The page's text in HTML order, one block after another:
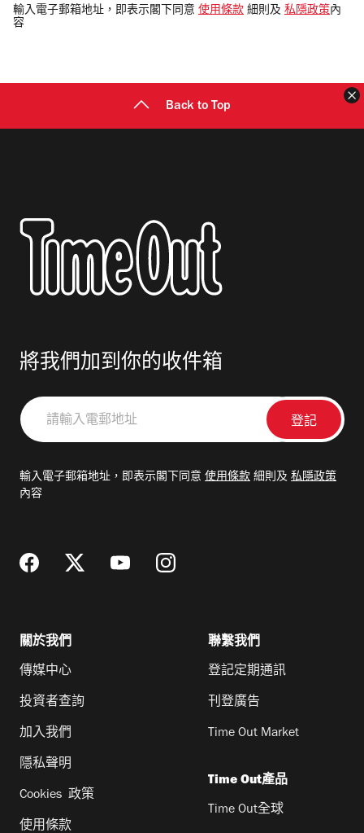
電
郵
輸入電子郵箱地址，即表示閣下同意 使用條款 細則及 私隱政策 內
容
Back to Top
將我們加到你的收件箱
請
輸
郵
輸入電子郵箱地址，即表示閣下同意 使用條款 細則及 私隱政策
內容
關於我們
傳媒中心
投資者查詢
加入我們
隱私聲明
Cookies 政策
使用條款
聯繫我們
登記定期通訊
刊登廣告
Time Out Market
Time Out產品
Time Out全球